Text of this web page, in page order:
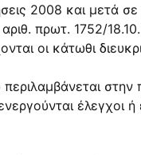
2008 και μετά
πρωτ. 1752/
οι κάτωθι